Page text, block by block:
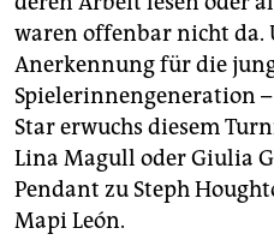
waren offenbar nicht da.
Anerkennung für die
Spielerinnengeneration
Star erwuchs diesem
Lina Magull oder Giulia
Pendant zu Steph
Mapi León.